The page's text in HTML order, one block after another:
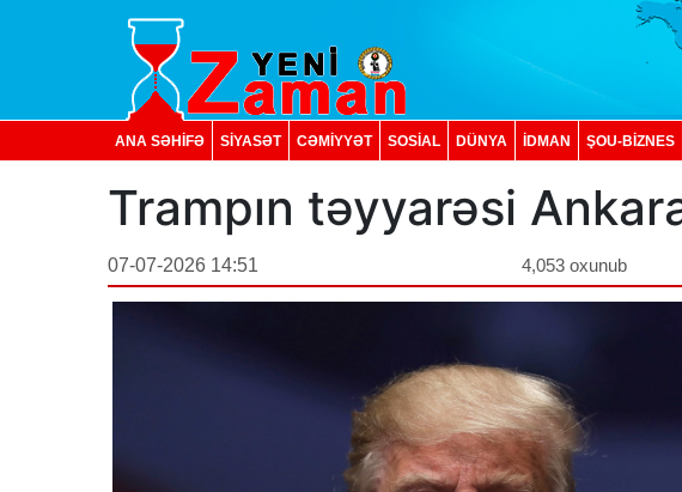
ANA SƏHİFƏ SİYASƏT CƏMİYYƏT SOSIAL DÜNYA İDMAN ŞOU-BİZNES
Trampın təyyarəsi
07-07-2026 14:51 4,053 oxunub